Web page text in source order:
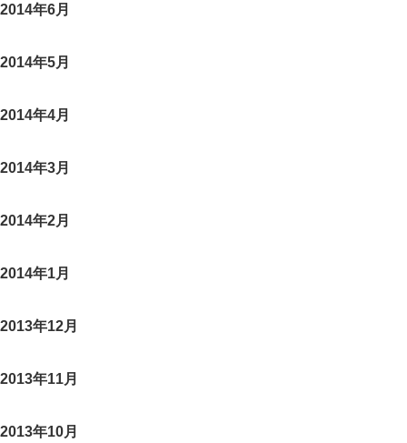
2014年6月
2014年5月
2014年4月
2014年3月
2014年2月
2014年1月
2013年12月
2013年11月
2013年10月